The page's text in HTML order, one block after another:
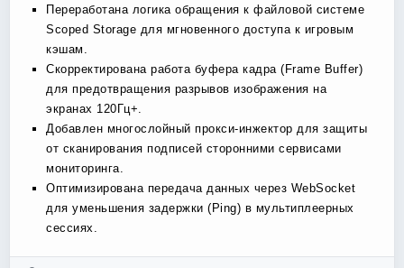
Переработана логика обращения к файловой системе
Scoped Storage для мгновенного доступа к игровым
кэшам.
Скорректирована работа буфера кадра (Frame Buffer)
для предотвращения разрывов изображения на
экранах 120Гц+.
Добавлен многослойный прокси-инжектор для защиты
от сканирования подписей сторонними сервисами
мониторинга.
Оптимизирована передача данных через WebSocket
для уменьшения задержки (Ping) в мультиплеерных
сессиях.